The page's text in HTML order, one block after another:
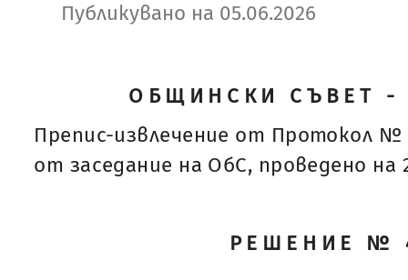
Публикувано на 05.06.2026
ОБЩИНСКИ СЪВЕТ -
Препис-извлечение от Протокол №
от заседание на ОбС, проведено на
РЕШЕНИЕ №